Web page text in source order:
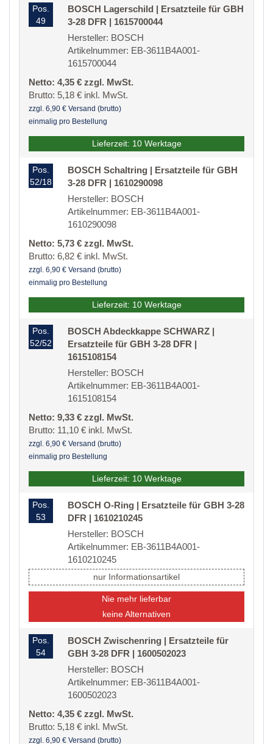
Pos.
49
BOSCH Lagerschild | Ersatzteile für GBH
3-28 DFR | 1615700044
Hersteller: BOSCH
Artikelnummer: EB-3611B4A001-
1615700044
Netto: 4,35 € zzgl. MwSt.
Brutto: 5,18 € inkl. MwSt.
zzgl. 6,90 € Versand (brutto)
einmalig pro Bestellung
Lieferzeit: 10 Werktage
Pos.
52/18
BOSCH Schaltring | Ersatzteile für GBH
3-28 DFR | 1610290098
Hersteller: BOSCH
Artikelnummer: EB-3611B4A001-
1610290098
Netto: 5,73 € zzgl. MwSt.
Brutto: 6,82 € inkl. MwSt.
zzgl. 6,90 € Versand (brutto)
einmalig pro Bestellung
Lieferzeit: 10 Werktage
Pos.
52/52
BOSCH Abdeckkappe SCHWARZ |
Ersatzteile für GBH 3-28 DFR |
1615108154
Hersteller: BOSCH
Artikelnummer: EB-3611B4A001-
1615108154
Netto: 9,33 € zzgl. MwSt.
Brutto: 11,10 € inkl. MwSt.
zzgl. 6,90 € Versand (brutto)
einmalig pro Bestellung
Lieferzeit: 10 Werktage
Pos.
53
BOSCH O-Ring | Ersatzteile für GBH 3-28
DFR | 1610210245
Hersteller: BOSCH
Artikelnummer: EB-3611B4A001-
1610210245
nur Informationsartikel
Nie mehr lieferbar
keine Alternativen
Pos.
54
BOSCH Zwischenring | Ersatzteile für
GBH 3-28 DFR | 1600502023
Hersteller: BOSCH
Artikelnummer: EB-3611B4A001-
1600502023
Netto: 4,35 € zzgl. MwSt.
Brutto: 5,18 € inkl. MwSt.
zzgl. 6,90 € Versand (brutto)